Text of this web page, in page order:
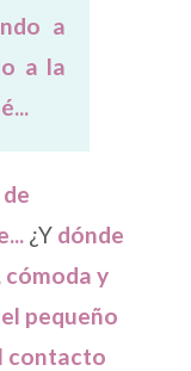
a
a la
¿Y dónde
y
pequeño
contacto